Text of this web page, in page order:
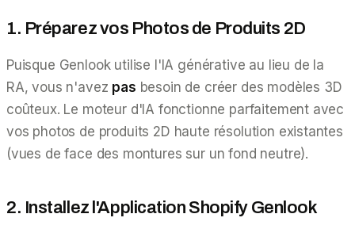
1. Préparez vos Photos de Produits 2D
Puisque Genlook utilise l'IA générative au lieu de la
RA, vous n'avez pas besoin de créer des modèles 3D
coûteux. Le moteur d'IA fonctionne parfaitement avec
vos photos de produits 2D haute résolution existantes
(vues de face des montures sur un fond neutre).
2. Installez l'Application Shopify Genlook